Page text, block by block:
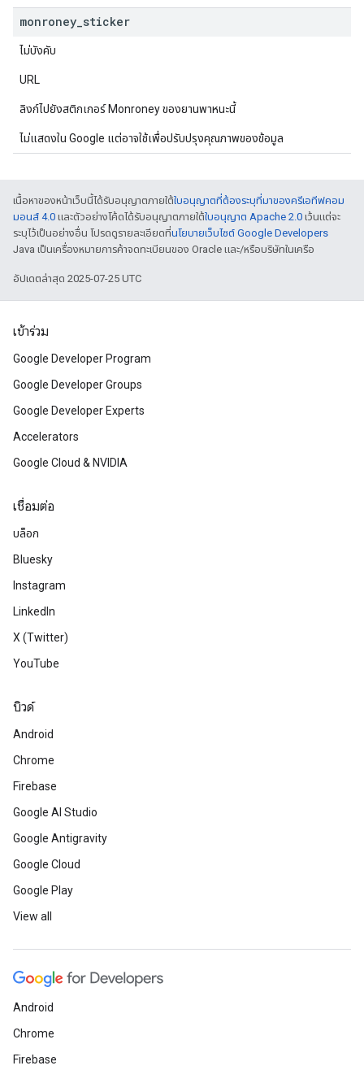
monroney sticker
ไม่บังคับ
URL
ลิงก์ไปยังสติกเกอร์ Monroney ของยานพาหนะนี้
ไม่แสดงใน Google แต่อาจใช้เพื่อปรับปรุงคุณภาพของข้อมูล
เนื้อหาของหน้าเว็บนี้ได้รับอนุญาตภายใต้ใบอนุญาตที่ต้องระบุที่มาของครีเอทีฟคอม
มอนส์ 4.0 และตัวอย่างโค้ดได้รับอนุญาตภายใต้ใบอนุญาต Apache 2.0 เว้นแต่จะ
ระบุไว้เป็นอย่างอื่น โปรดดูรายละเอียดที่นโยบายเว็บไซต์ Google Developers
Java เป็นเครื่องหมายการค้าจดทะเบียนของ Oracle และ/หรือบริษัทในเครือ
อัปเดตล่าสุด 2025-07-25 UTC
เข้าร่วม
Google Developer Program
Google Developer Groups
Google Developer Experts
Accelerators
Google Cloud & NVIDIA
เชื่อมต่อ
บล็อก
Bluesky
Instagram
LinkedIn
X (Twitter)
YouTube
บิวด์
Android
Chrome
Firebase
Google AI Studio
Google Antigravity
Google Cloud
Google Play
View all
Android
Chrome
Firebase